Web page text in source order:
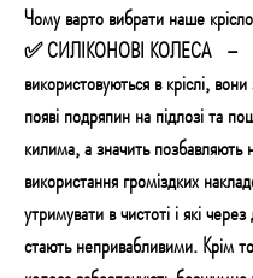
Чому варто вибрати наше
✅ СИЛІКОНОВІ КОЛЕСА –
використовуються в кріслі,
появі подряпин на підлозі та
килима, а значить позбавляють
використання громіздких
утримувати в чистоті і які
стають непривабливими. Крім